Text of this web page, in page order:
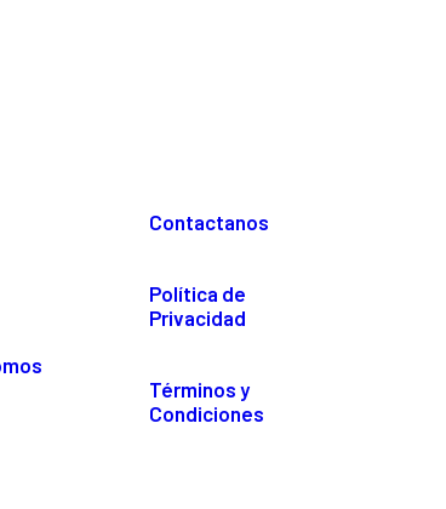
Contactanos
Política de
Privacidad
Términos y
Condiciones